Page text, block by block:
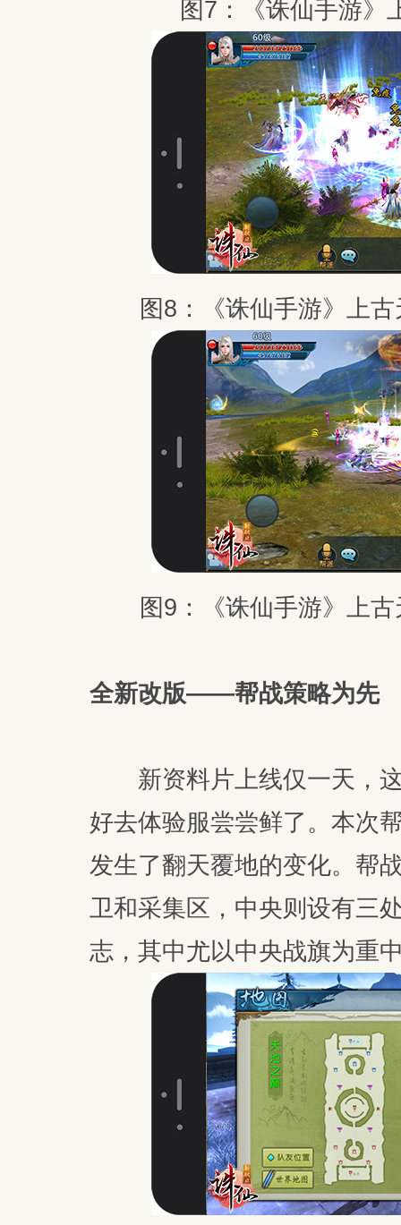
图7：《诛仙手游》
图8：《诛仙手游》上
图9：《诛仙手游》上
全新改版——帮战策略为先
新资料片上线仅一天，这
好去体验服尝尝鲜了。本次
发生了翻天覆地的变化。帮
卫和采集区，中央则设有三
志，其中尤以中央战旗为重